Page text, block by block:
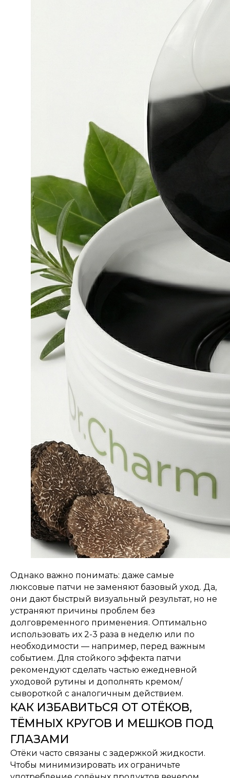
Однако важно понимать: даже самые
люксовые патчи не заменяют базовый уход. Да,
они дают быстрый визуальный результат, но не
устраняют причины проблем без
долговременного применения. Оптимально
использовать их 2-3 раза в неделю или по
необходимости — например, перед важным
событием. Для стойкого эффекта патчи
рекомендуют сделать частью ежедневной
уходовой рутины и дополнять кремом/
сывороткой с аналогичным действием.
КАК ИЗБАВИТЬСЯ ОТ ОТЁКОВ,
ТЁМНЫХ КРУГОВ И МЕШКОВ ПОД
ГЛАЗАМИ
Отёки часто связаны с задержкой жидкости.
Чтобы минимизировать их ограничьте
НЕ НАШЛИ ОТВЕТ НА СВОЙ
ВОПРОС? НАПИШИТЕ НАМ
ЧЕРЕЗ ФОРМУ ОБРАТНОЙ
СВЯЗИ
Написать нам
Уход за лицом
Серия Dr. Charm
Серия Babyland
Подарочные
сертификаты
Каталог
Главная
Наши клиенты
Контакты
Оплата и доставка
Партнерам
Блог
ПОЛУЧИТЕ СКИДКУ 15% ЗА ПОДПИСКУ
даю согласиена обработку персональных данных в порядке
и на условиях, указанных в
Я даю согласиена получение рассылок посредством электронной
почты